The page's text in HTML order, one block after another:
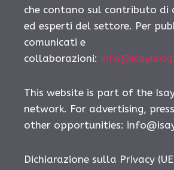
che contano sul contributo di
ed esperti del settore. Per
comunicati e
collaborazioni:
This website is part of the
network. For advertising,
other opportunities:
Dichiarazione sulla Privacy